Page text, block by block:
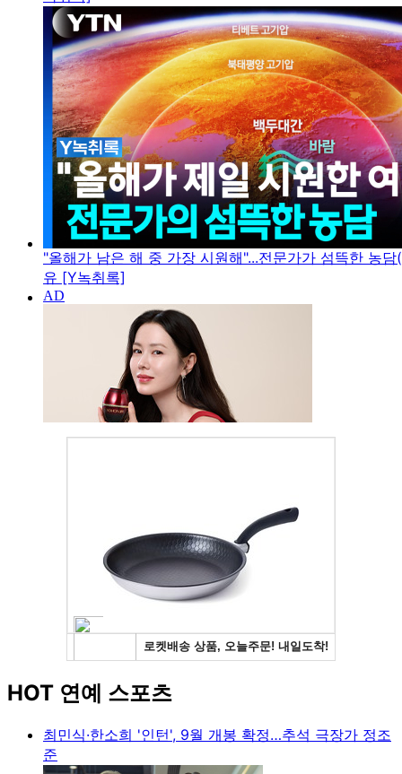
"올해가 남은 해 중 가장 시원해"...전문가가 섬뜩한 농
유 [Y녹취록]
HOT 연예 스포츠
최민식·한소희 '인턴', 9월 개봉 확정…추석 극장가 정조
준